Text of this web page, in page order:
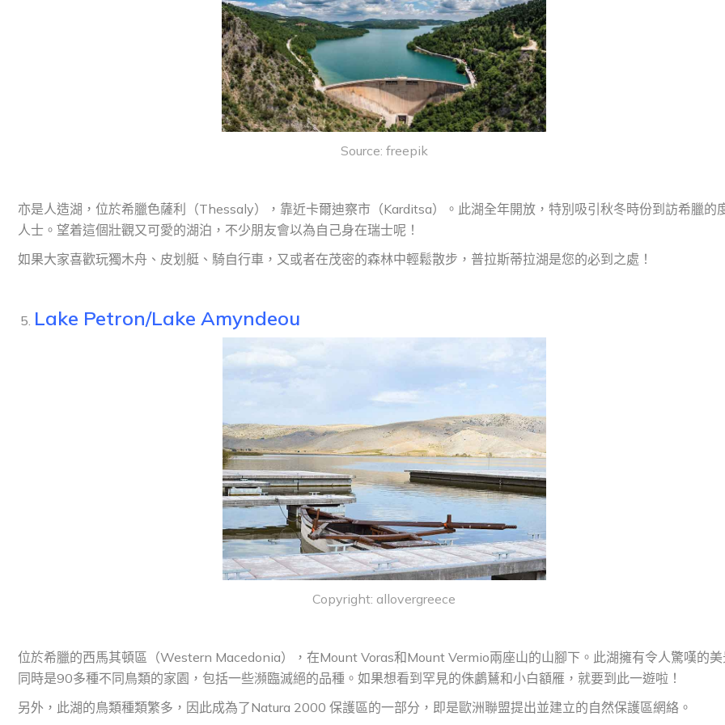
Source: freepik
亦是人造湖，位於希臘色薩利（Thessaly），靠近卡爾迪察市（Karditsa）。此湖全年開放，特別吸引秋冬時份到訪希臘的
人士。望着這個壯觀又可愛的湖泊，不少朋友會以為自己身在瑞士呢！
如果大家喜歡玩獨木舟、皮划艇、騎自行車，又或者在茂密的森林中輕鬆散步，普拉斯蒂拉湖是您的必到之處！
Lake Petron/Lake Amyndeou
Copyright: allovergreece
位於希臘的西馬其頓區（Western Macedonia），在Mount Voras和Mount Vermio兩座山的山腳下。此湖擁有令人驚嘆的
同時是90多種不同鳥類的家園，包括一些瀕臨滅絕的品種。如果想看到罕見的侏鸕鶿和小白額雁，就要到此一遊啦！
另外，此湖的鳥類種類繁多，因此成為了Natura 2000 保護區的一部分，即是歐洲聯盟提出並建立的自然保護區網絡。